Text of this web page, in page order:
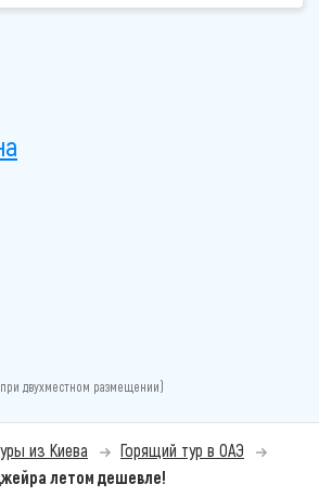
при двухместном размещении)
из Киева
Горящий тур в ОАЭ
летом дешевле!